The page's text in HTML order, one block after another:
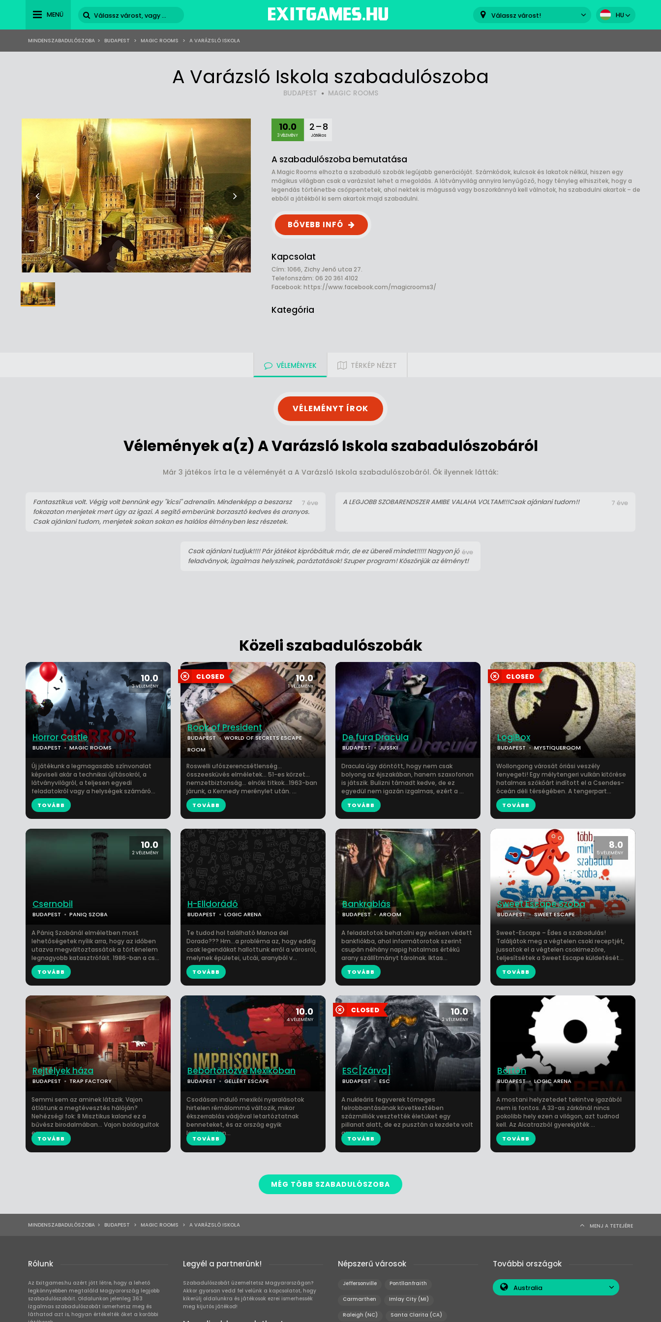
MENÜ Válassz várost! HU
MINDENSZABADULÓSZOBA > BUDAPEST > MAGIC ROOMS > A VARÁZSLÓ ISKOLA
A Varázsló Iskola szabadulószoba
BUDAPEST MAGIC ROOMS
10.0
3 VÉLEMÉNY
2 – 8
Játékos
A szabadulószoba bemutatása
A Magic Rooms elhozta a szabaduló szobák legújabb generációját. Számkódok, kulcsok és lakatok nélkül, hiszen egy
mágikus világban csak a varázslat lehet a megoldás. A látványvilág annyira lenyűgöző, hogy tényleg elhiszitek, hogy a
legendás történetbe csöppentetek, ahol nektek is mágussá vagy boszorkánnyá kell válnotok, ha szabadulni akartok – de
ebből a játékból ki sem akartok majd szabadulni.
BŐVEBB INFÓ
Kapcsolat
Cím: 1066, Zichy Jenő utca 27.
Telefonszám: 06 20 361 4102
Facebook: https://www.facebook.com/magicrooms3/
Kategória
VÉLEMÉNYEK TÉRKÉP NÉZET
VÉLEMÉNYT ÍROK
Vélemények a(z) A Varázsló Iskola szabadulószobáról
Már 3 játékos írta le a véleményét a A Varázsló Iskola szabadulószobáról. Ők ilyennek látták:
Fantasztikus volt. Végig volt bennünk egy "kicsi" adrenalin. Mindenképp a beszarsz
fokozaton menjetek mert úgy az igazi. A segítő emberünk borzasztó kedves és aranyos.
Csak ajánlani tudom, menjetek sokan sokan es halálos élményben lesz részetek.
7 éve A LEGJOBB SZOBARENDSZER AMIBE VALAHA VOLTAM!!!Csak ajánlani tudom!! 7 éve
Csak ajánlani tudjuk!!!! Pár játékot kipróbáltuk már, de ez übereli mindet!!!!! Nagyon jó
feladványok, izgalmas helyszínek, paráztatások! Szuper program! Köszönjük az élményt!
7 éve
Közeli szabadulószobák
10.0
3 VÉLEMÉNY
Horror Castle
BUDAPEST MAGIC ROOMS
Új játékunk a legmagasabb színvonalat
képviseli akár a technikai újításokról, a
látványvilágról, a teljesen egyedi
feladatokról vagy a helységek számáró...
TOVÁBB
10.0
1 VÉLEMÉNY
Book of President
BUDAPEST
WORLD OF SECRETS ESCAPE
ROOM
Roswelli ufószerencsétlenség...
összeesküvés elméletek... 51-es körzet...
nemzetbiztonság... elnöki titkok...1963-ban
járunk, a Kennedy merénylet után. ...
TOVÁBB
De fura Dracula
BUDAPEST JUSSKI
Dracula úgy döntött, hogy nem csak
bolyong az éjszakában, hanem szaxofonon
is játszik. Bulizni támadt kedve, de ez
egyedül nem igazán izgalmas, ezért a ...
TOVÁBB
LogiBox
BUDAPEST MYSTIQUEROOM
Wollongong városát óriási veszély
fenyegeti! Egy mélytengeri vulkán kitörése
hatalmas szökőárt indított el a Csendes-
óceán déli térségében. A tengerpart...
TOVÁBB
10.0
2 VÉLEMÉNY
Csernobil
BUDAPEST PANIQ SZOBA
A Pániq Szobánál elméletben most
lehetőségetek nyílik arra, hogy az időben
utazva megváltoztassátok a történelem
legnagyobb katasztrófáit. 1986-ban a cs...
TOVÁBB
H-Elldorádó
BUDAPEST LOGIC ARENA
Te tudod hol található Manoa del
Dorado??? Hm…a probléma az, hogy eddig
csak legendákat hallottunk erről a városról,
melynek épületei, utcái, aranyból v...
TOVÁBB
Bankrablás
BUDAPEST AROOM
A feladatotok behatolni egy erősen védett
bankfiókba, ahol informátorotok szerint
csupán néhány napig hatalmas értékű
arany szállítmányt tárolnak. Iktas...
TOVÁBB
8.0
5 VÉLEMÉNY
Sweet Escape Szoba
BUDAPEST SWEET ESCAPE
Sweet-Escape – Édes a szabadulás!
Találjátok meg a végtelen csoki receptjét,
jussatok el a végtelen csokimezőre,
teljesítsétek a Sweet Escape küldetését...
TOVÁBB
Rejtélyek háza
BUDAPEST TRAP FACTORY
Semmi sem az aminek látszik. Vajon
átlátunk a megtévesztés hálóján?
Nehézségi fok: 8 Misztikus kaland ez a
bűvész birodalmában... Vajon boldogultok
egy ...
TOVÁBB
10.0
4 VÉLEMÉNY
Bebörtönözve Mexikóban
BUDAPEST GELLÉRT ESCAPE
Csodásan induló mexikói nyaralásotok
hirtelen rémálommá változik, mikor
ékszerrablás vádjával letartóztatnak
benneteket, és az ország egyik
legkegyetlen...
TOVÁBB
10.0
2 VÉLEMÉNY
ESC[Zárva]
BUDAPEST ESC
A nukleáris fegyverek tömeges
felrobbantásának következtében
százmilliók vesztették életüket egy
pillanat alatt, de ez pusztán a kezdete volt
az igazi k...
TOVÁBB
Börtön
BUDAPEST LOGIC ARENA
A mostani helyzetedet tekintve igazából
nem is fontos. A 33-as zárkánál nincs
pokolibb hely ezen a világon, azt tudnod
kell. Az Alcatrazból gyerekjáték ...
TOVÁBB
MÉG TÖBB SZABADULÓSZOBA
MINDENSZABADULÓSZOBA > BUDAPEST > MAGIC ROOMS > A VARÁZSLÓ ISKOLA MENJ A TETEJÉRE
Rólunk
Az Exitgames.hu azért jött létre, hogy a lehető
legkönnyebben megtaláld Magyarország legjobb
szabadulószobáit. Oldalunkon jelenleg 363
izgalmas szabadulószobát ismerhetsz meg és
láthatod azt is, hogyan értékelték őket a korábbi
Legyél a partnerünk!
Szabadulószobát üzemeltetsz Magyarországon?
Akkor gyorsan vedd fel velünk a kapcsolatot, hogy
kikerülj oldalunkra és játékosok ezrei ismerhessék
meg kijutós játékod!
Népszerű városok
Jeffersonville Pontllanfraith
Carmarthen Imlay City (MI)
Raleigh (NC) Santa Clarita (CA)
További országok
Australia